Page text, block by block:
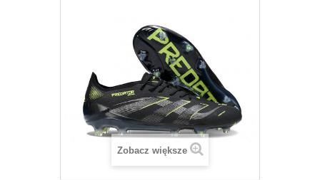
Zobacz większe